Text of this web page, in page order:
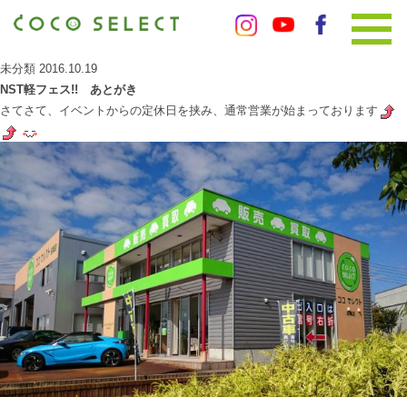
未分類 2016.10.19
NST軽フェス!! あとがき
さてさて、イベントからの定休日を挟み、通常営業が始まっております